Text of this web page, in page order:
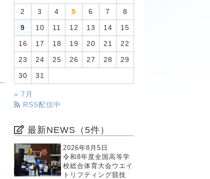
2 3 4 5 6 7 8
9 10 11 12 13 14 15
16 17 18 19 20 21 22
23 24 25 26 27 28 29
30 31
« 7月
RSS配信中
最新NEWS（5件）
2026年8月5日
令和8年度全国高等学
校総合体育大会ウエイ
トリフティング競技